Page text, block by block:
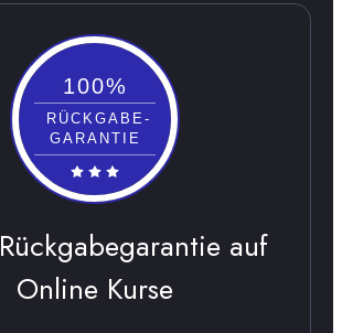
100%
RÜCKGABE-
GARANTIE
Rückgabegarantie auf
Online Kurse